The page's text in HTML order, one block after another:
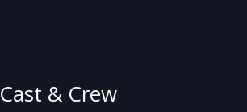
Cast & Crew